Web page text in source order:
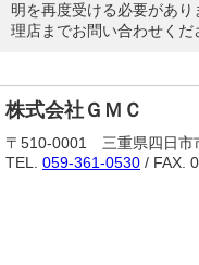
明を再度受ける必要があ
理店までお問い合わせくだ
株式会社ＧＭＣ
〒510-0001 三重県四日市
TEL. 059-361-0530 / FAX.